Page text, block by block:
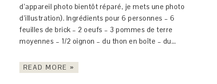
d’appareil photo bientôt réparé, je mets une photo
d’illustration). Ingrédients pour 6 personnes – 6
feuilles de brick – 2 oeufs – 3 pommes de terre
moyennes – 1/2 oignon – du thon en boîte – du…
READ MORE »